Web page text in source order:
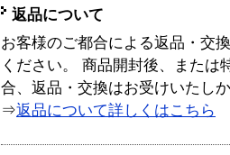
返品について
お客様のご都合による返品・交
ください。 商品開封後、または
合、返品・交換はお受けいたし
⇒返品について詳しくはこちら